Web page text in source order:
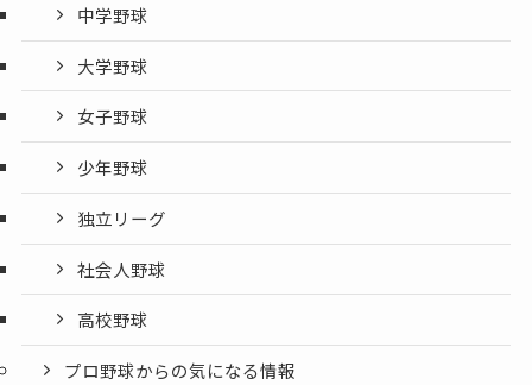
中学野球
大学野球
女子野球
少年野球
独立リーグ
社会人野球
高校野球
プロ野球からの気になる情報